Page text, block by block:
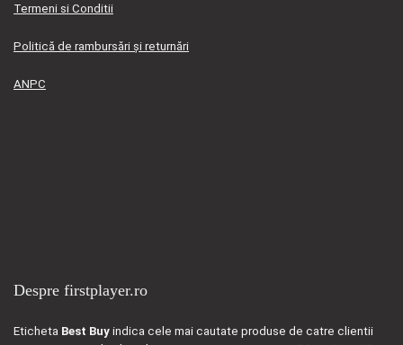
Termeni si Conditii
Politică de rambursări și returnări
ANPC
Despre firstplayer.ro
Eticheta Best Buy indica cele mai cautate produse de catre clientii